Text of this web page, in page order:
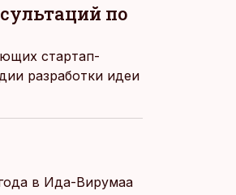
по
стартап-
разработки идеи
в Ида-Вирумаа